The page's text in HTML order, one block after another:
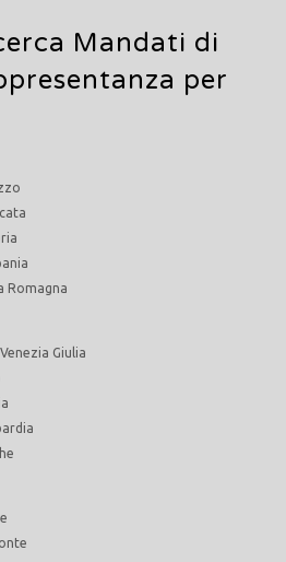
Mandati di
per
Romagna
Giulia